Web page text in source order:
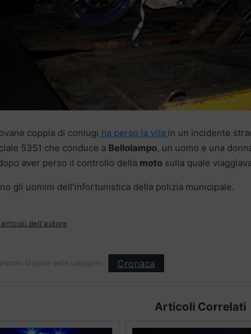
coppia di coniugi ha perso la vita in un incidente
5351 che conduce a Bellolampo, un uomo e una
aver perso il controllo della moto sulla quale
gli uomini dell’infortunistica della polizia municipale.
dell'autore
fa parte delle categorie: Cronaca
Articoli Correlati